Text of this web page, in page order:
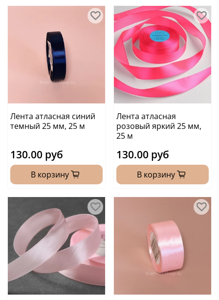
Лента атласная синий
темный 25 мм, 25 м
130.00 руб
В корзину
Лента атласная
розовый яркий 25 мм,
25 м
130.00 руб
В корзину